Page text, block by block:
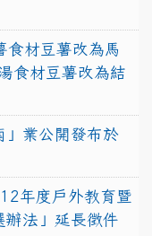
材豆薯改為馬
食材豆薯改為結
」業公開發布於
年度戶外教育暨
辦法」延長徵件